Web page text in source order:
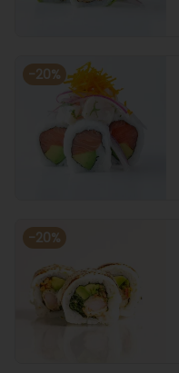
-20%
-20%